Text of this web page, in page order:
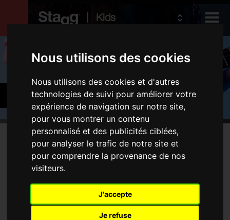
Nous utilisons des cookies
Nous utilisons des cookies et d'autres
technologies de suivi pour améliorer votre
expérience de navigation sur notre site,
pour vous montrer un contenu
personnalisé et des publicités ciblées,
pour analyser le trafic de notre site et
pour comprendre la provenance de nos
visiteurs.
J'accepte
Je refuse
Kids
Audio &
Lighting
Produits
Guitares et basses
Produits
Guitares électriques
Housses et étuis
Aucune produit ne correspond à votre recherche